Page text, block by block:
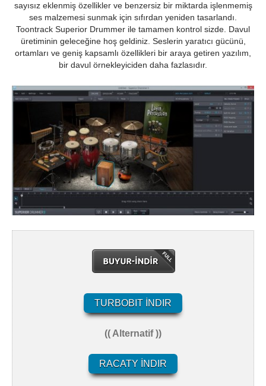
sayısız eklenmiş özellikler ve benzersiz bir miktarda işlenmemiş
ses malzemesi sunmak için sıfırdan yeniden tasarlandı.
Toontrack Superior Drummer ile tamamen kontrol sizde. Davul
üretiminin geleceğine hoş geldiniz. Seslerin yaratıcı gücünü,
ortamları ve geniş kapsamlı özellikleri bir araya getiren yazılım,
bir davul örnekleyiciden daha fazlasıdır.
TURBOBIT İNDIR
(( Alternatif ))
RACATY İNDIR